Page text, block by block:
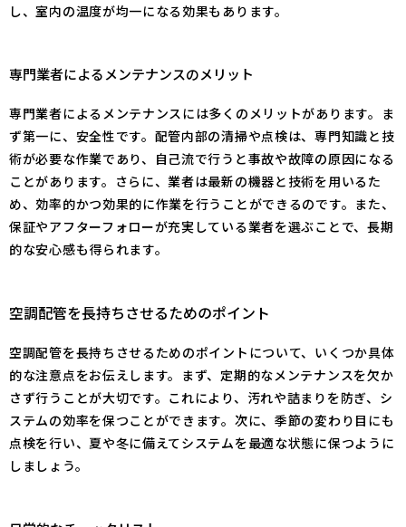
し、室内の温度が均一になる効果もあります。
専門業者によるメンテナンスのメリット
専門業者によるメンテナンスには多くのメリットがあります。ま
ず第一に、安全性です。配管内部の清掃や点検は、専門知識と技
術が必要な作業であり、自己流で行うと事故や故障の原因になる
ことがあります。さらに、業者は最新の機器と技術を用いるた
め、効率的かつ効果的に作業を行うことができるのです。また、
保証やアフターフォローが充実している業者を選ぶことで、長期
的な安心感も得られます。
空調配管を長持ちさせるためのポイント
空調配管を長持ちさせるためのポイントについて、いくつか具体
的な注意点をお伝えします。まず、定期的なメンテナンスを欠か
さず行うことが大切です。これにより、汚れや詰まりを防ぎ、シ
ステムの効率を保つことができます。次に、季節の変わり目にも
点検を行い、夏や冬に備えてシステムを最適な状態に保つように
しましょう。